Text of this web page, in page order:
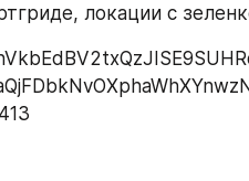
локации с